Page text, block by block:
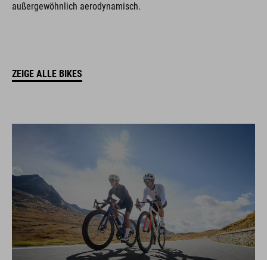
außergewöhnlich aerodynamisch.
ZEIGE ALLE BIKES